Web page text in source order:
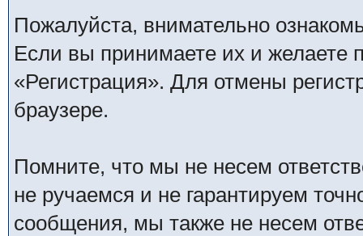
Пожалуйста, внимательно
Если вы принимаете их и желаете
«Регистрация». Для отмены
браузере.
Помните, что мы не несем
не ручаемся и не гарантируем
сообщения, мы также не несем